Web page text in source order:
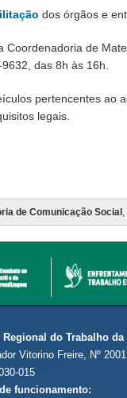
dos órgãos e
de
das 8h às 16h.
pertencentes ao
legais.
de Comunicação Social
do Trabalho da
Vitorino Freire, Nº
015
funcionamento: